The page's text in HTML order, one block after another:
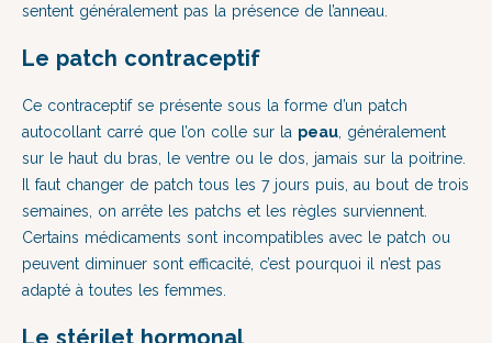
sentent généralement pas la présence de l’anneau.
Le patch contraceptif
Ce contraceptif se présente sous la forme d’un patch
autocollant carré que l’on colle sur la peau , généralement
sur le haut du bras, le ventre ou le dos, jamais sur la poitrine.
Il faut changer de patch tous les 7 jours puis, au bout de trois
semaines, on arrête les patchs et les règles surviennent.
Certains médicaments sont incompatibles avec le patch ou
peuvent diminuer sont efficacité, c’est pourquoi il n’est pas
adapté à toutes les femmes.
Le stérilet hormonal